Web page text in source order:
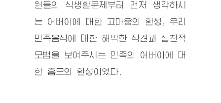
원들의 식생활문제부터 먼저 생각하시
는 어버이에 대한 고마움의 환성, 우리
민족음식에 대한 해박한 식견과 실천적
모범을 보여주시는 민족의 어버이에 대
한 흠모의 환성이였다.